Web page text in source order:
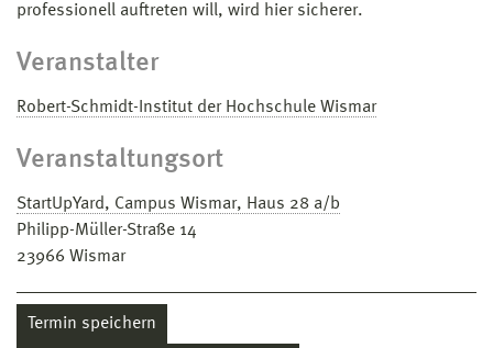
professionell auftreten will, wird hier sicherer.
Veranstalter
Robert-Schmidt-Institut der Hochschule Wismar
Veranstaltungsort
StartUpYard, Campus Wismar, Haus 28 a/b
Philipp-Müller-Straße 14
23966 Wismar
Termin speichern